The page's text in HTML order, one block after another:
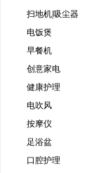
扫地机|吸尘器
电饭煲
早餐机
创意家电
健康护理
电吹风
按摩仪
足浴盆
口腔护理